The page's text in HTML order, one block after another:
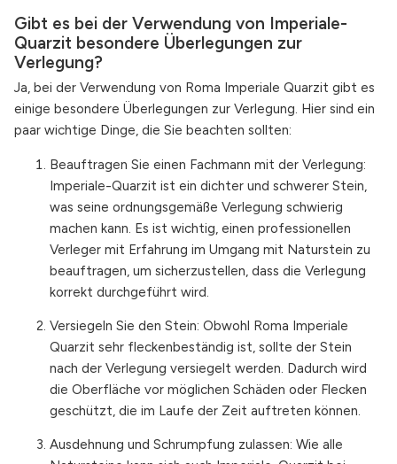
Gibt es bei der Verwendung von Imperiale-
Quarzit besondere Überlegungen zur
Verlegung?
Ja, bei der Verwendung von Roma Imperiale Quarzit gibt es
einige besondere Überlegungen zur Verlegung. Hier sind ein
paar wichtige Dinge, die Sie beachten sollten:
Beauftragen Sie einen Fachmann mit der Verlegung:
Imperiale-Quarzit ist ein dichter und schwerer Stein,
was seine ordnungsgemäße Verlegung schwierig
machen kann. Es ist wichtig, einen professionellen
Verleger mit Erfahrung im Umgang mit Naturstein zu
beauftragen, um sicherzustellen, dass die Verlegung
korrekt durchgeführt wird.
Versiegeln Sie den Stein: Obwohl Roma Imperiale
Quarzit sehr fleckenbeständig ist, sollte der Stein
nach der Verlegung versiegelt werden. Dadurch wird
die Oberfläche vor möglichen Schäden oder Flecken
geschützt, die im Laufe der Zeit auftreten können.
Ausdehnung und Schrumpfung zulassen: Wie alle